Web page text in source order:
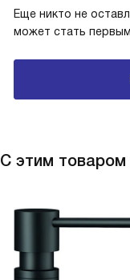
Еще никто не
может стать первым.
С этим товаром